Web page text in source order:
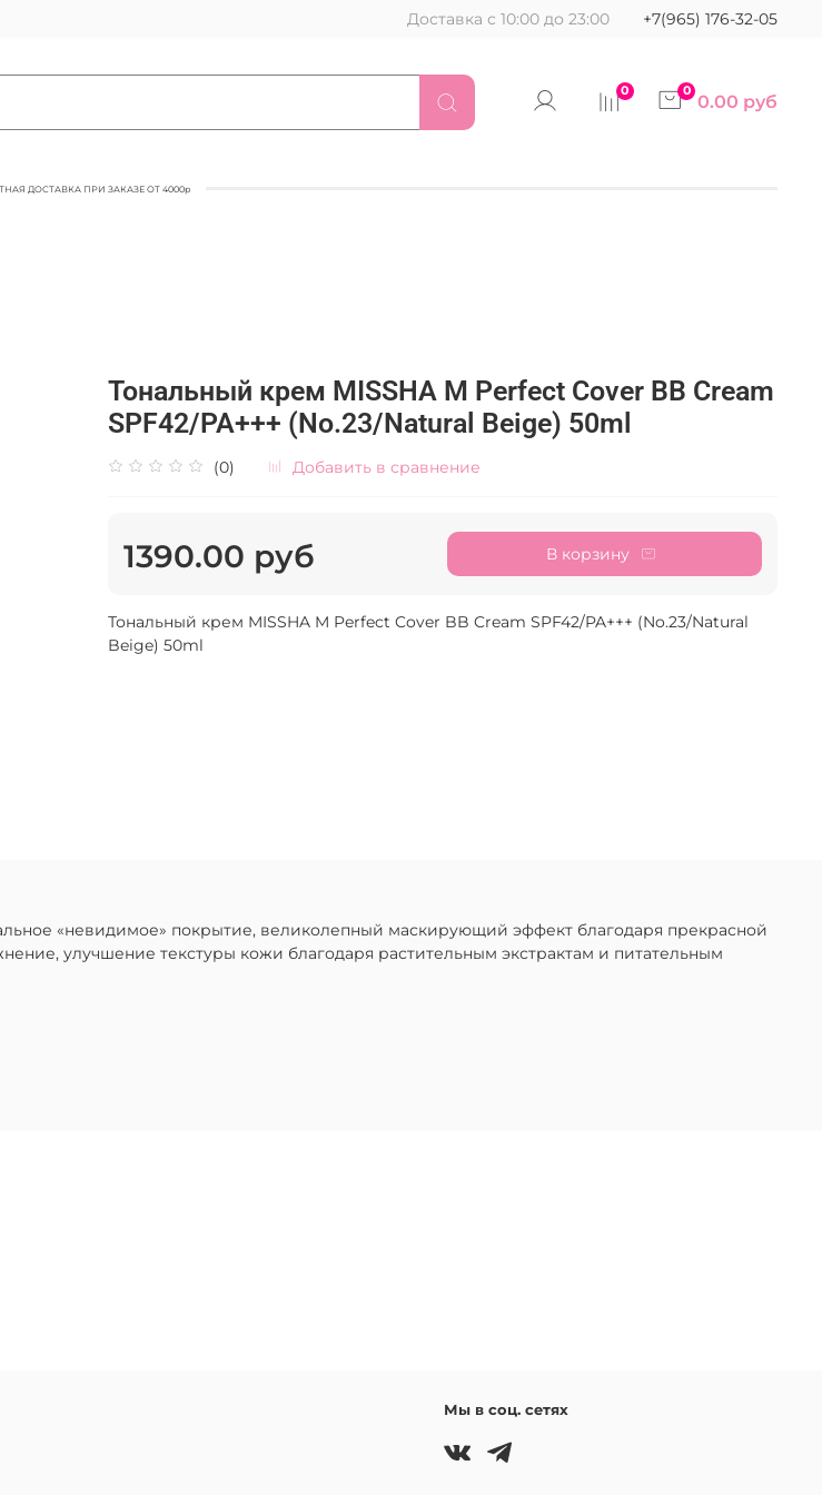
Доставка с 10:00 до 23:00 +7(965) 176-32-05
0 0 0.00 руб
ДОСТАВКА ПРИ ЗАКАЗЕ ОТ 4000р
Тональный крем MISSHA M Perfect Cover BB Cream
SPF42/PA+++ (No.23/Natural Beige) 50ml
(0) Добавить в сравнение
1390.00 руб В корзину
Тональный крем MISSHA M Perfect Cover BB Cream SPF42/PA+++ (No.23/Natural
Beige) 50ml
«невидимое» покрытие, великолепный маскирующий эффект благодаря прекрасной
улучшение текстуры кожи благодаря растительным экстрактам и питательным
Мы в соц. сетях